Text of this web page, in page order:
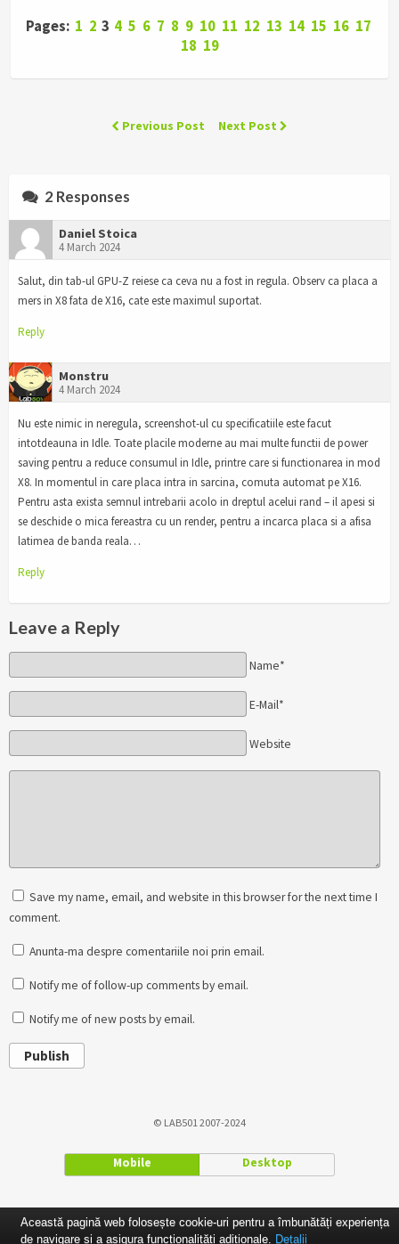
Pages: 1 2 3 4 5 6 7 8 9 10 11 12 13 14 15 16 17
18 19
Previous Post Next Post
2 Responses
Daniel Stoica
4 March 2024
Salut, din tab-ul GPU-Z reiese ca ceva nu a fost in regula. Observ ca placa a
mers in X8 fata de X16, cate este maximul suportat.
Reply
Monstru
4 March 2024
Nu este nimic in neregula, screenshot-ul cu specificatiile este facut
intotdeauna in Idle. Toate placile moderne au mai multe functii de power
saving pentru a reduce consumul in Idle, printre care si functionarea in mod
X8. In momentul in care placa intra in sarcina, comuta automat pe X16.
Pentru asta exista semnul intrebarii acolo in dreptul acelui rand – il apesi si
se deschide o mica fereastra cu un render, pentru a incarca placa si a afisa
latimea de banda reala…
Reply
Leave a Reply
Name*
E-Mail*
Website
Save my name, email, and website in this browser for the next time I
comment.
Anunta-ma despre comentariile noi prin email.
Notify me of follow-up comments by email.
Notify me of new posts by email.
Publish
© LAB501 2007-2024
Mobile Desktop
Această pagină web folosește cookie-uri pentru a îmbunătăți experiența
de navigare și a asigura funcționalițăți adiționale. Detalii